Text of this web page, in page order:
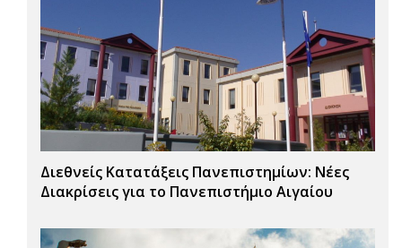
Διεθνείς Κατατάξεις Πανεπιστημίων: Νέες
Διακρίσεις για το Πανεπιστήμιο Αιγαίου